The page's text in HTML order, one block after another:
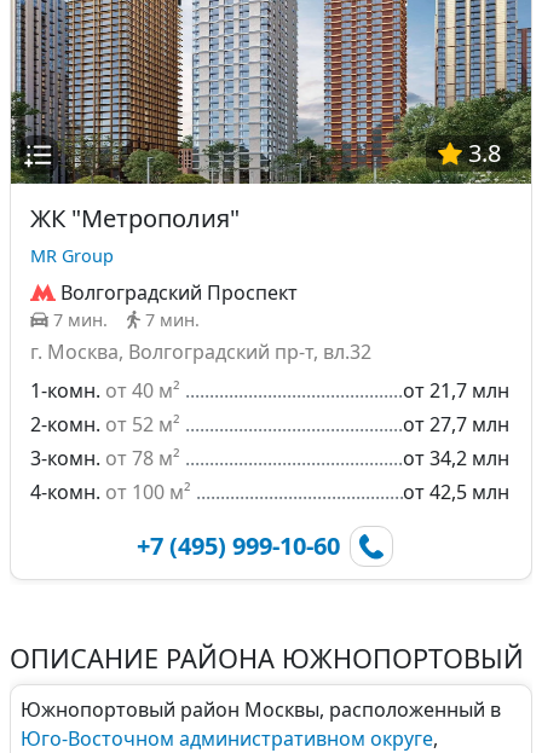
3.8
ЖК "Метрополия"
MR Group
Волгоградский Проспект
7 мин. 7 мин.
г. Москва, Волгоградский пр-т, вл.32
1-комн. от 40 м²
от 21,7 млн
2-комн. от 52 м²
от 27,7 млн
3-комн. от 78 м²
от 34,2 млн
4-комн. от 100 м² от 42,5 млн
+7 (495) 999-10-60
ОПИСАНИЕ РАЙОНА ЮЖНОПОРТОВЫЙ
Южнопортовый район Москвы, расположенный в
Юго-Восточном административном округе,